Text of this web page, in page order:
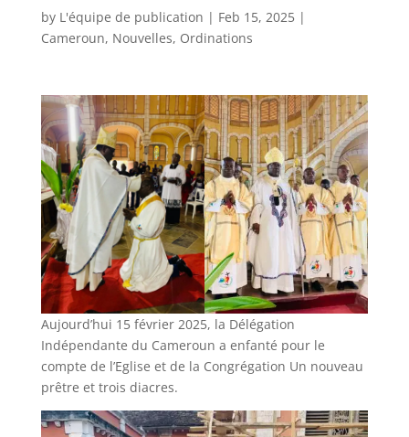
by L'équipe de publication | Feb 15, 2025|
Cameroun, Nouvelles, Ordinations
Aujourd’hui 15 février 2025, la Délégation
Indépendante du Cameroun a enfanté pour le
compte de l’Eglise et de la Congrégation Un nouveau
prêtre et trois diacres.